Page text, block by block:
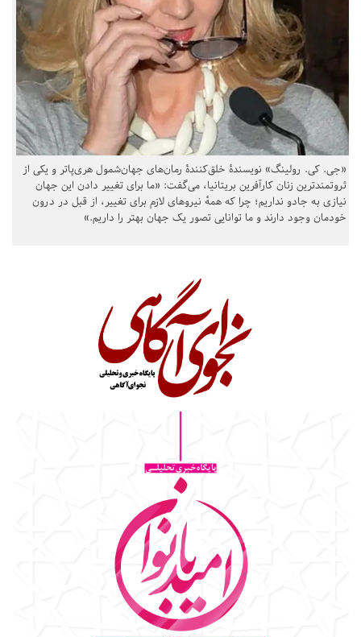
«جی. کی. رولینگ» نویسندهٔ خلق‌کنندهٔ رمان‌های جهان‌شمول هری‌پاتر و یکی از
ثروتمندترین زنان کارآفرین بریتانیا، می‌گفت: «ما برای تغییر دادن این جهان
نیازی به جادو نداریم؛ چرا که همهٔ نیروهای لازم برای تغییر، از قبل در درون
خودمان وجود دارند و ما توانایی تصور یک جهان بهتر را داریم.»